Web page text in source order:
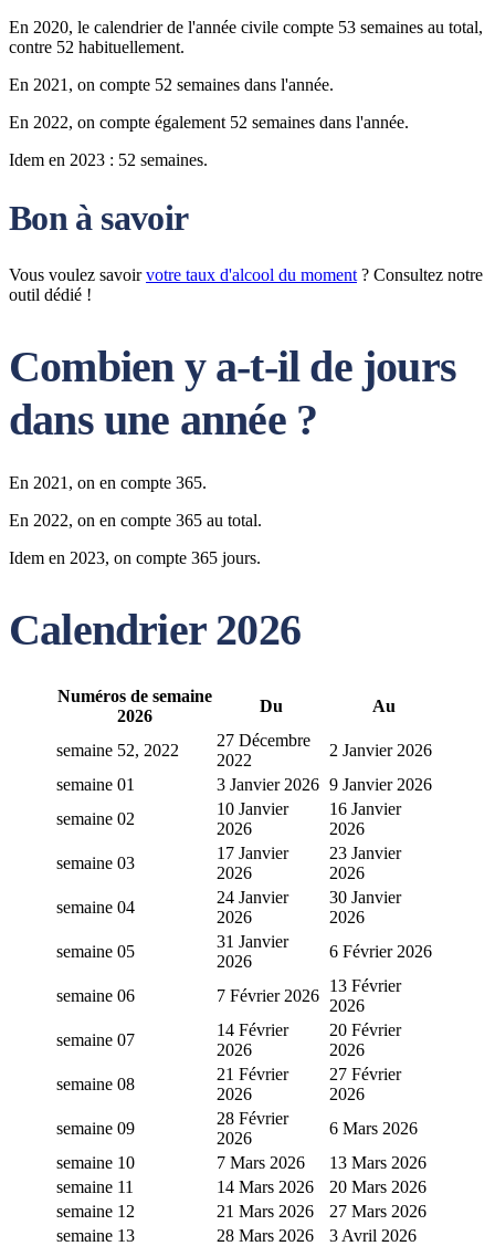
En 2020, le calendrier de l'année civile compte 53 semaines au total,
contre 52 habituellement.
En 2021, on compte 52 semaines dans l'année.
En 2022, on compte également 52 semaines dans l'année.
Idem en 2023 : 52 semaines.
Bon à savoir
Vous voulez savoirvotre taux d'alcool du moment ? Consultez notre
outil dédié !
Combien y a-t-il de jours
dans une année ?
En 2021, on en compte 365.
En 2022, on en compte 365 au total.
Idem en 2023, on compte 365 jours.
Calendrier 2026
Numéros de semaine
2026
Du Au
semaine 52, 2022
27 Décembre
2022
2 Janvier 2026
semaine 01
3 Janvier 2026 9 Janvier 2026
semaine 02
10 Janvier
2026
16 Janvier
2026
semaine 03
17 Janvier
2026
23 Janvier
2026
semaine 04
24 Janvier
2026
30 Janvier
2026
semaine 05
31 Janvier
2026
6 Février 2026
semaine 06 7 Février 2026
13 Février
2026
semaine 07
14 Février
2026
20 Février
2026
semaine 08
21 Février
2026
27 Février
2026
semaine 09
28 Février
2026
6 Mars 2026
semaine 10
7 Mars 2026
13 Mars 2026
semaine 11
14 Mars 2026
20 Mars 2026
semaine 12
21 Mars 2026
27 Mars 2026
semaine 13
28 Mars 2026
3 Avril 2026